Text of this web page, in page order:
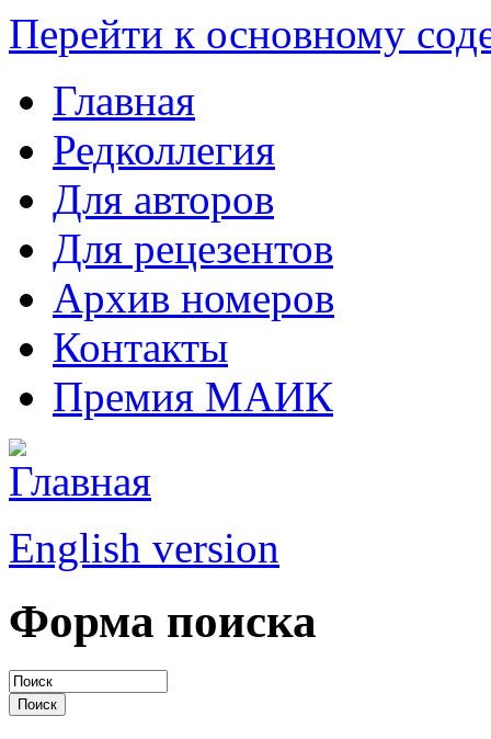
Перейти к основному
Главная
Редколлегия
Для авторов
Для рецезентов
Архив номеров
Контакты
Премия МАИК
English version
Форма поиска